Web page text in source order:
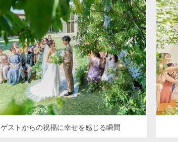
ゲストからの祝福に幸せを感じる瞬間